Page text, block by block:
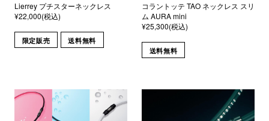
Lierrey プチスターネックレス
¥22,000(税込)
限定販売 送料無料
コラントッテ TAO ネックレス スリ
ム AURA mini
¥25,300(税込)
送料無料